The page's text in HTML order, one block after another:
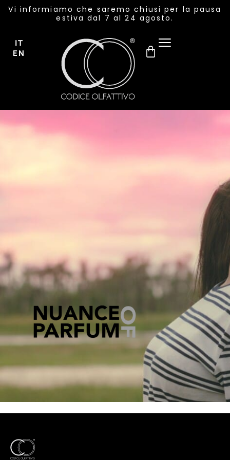
Vi informiamo che saremo chiusi per la pausa
estiva dal 7 al 24 agosto.
IT
EN